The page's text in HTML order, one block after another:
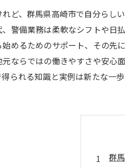
ど、群馬県高崎市で自分らし
警備業務は柔軟なシフトや日
始めるためのサポート、その
ならではの働きやすさや安心
られる知識と実例は新たな一歩
群